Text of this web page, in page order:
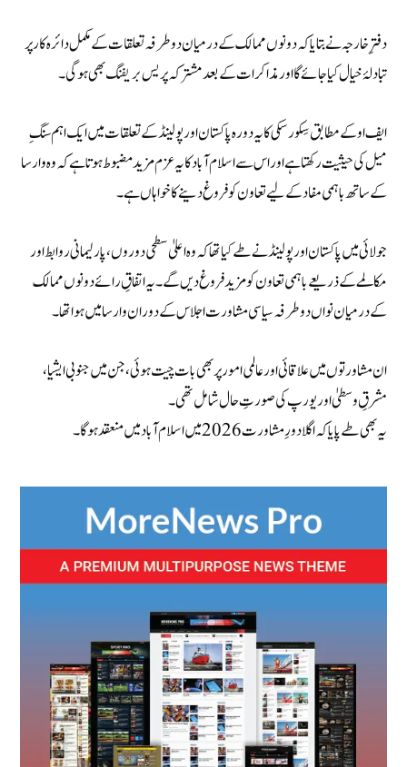
دفترِ خارجہ نے بتایا کہ دونوں ممالک کے درمیان دوطرفہ تعلقات کے مکمل دائرہ کار پر
تبادلۂ خیال کیا جائے گااور مذاکرات کے بعد مشترکہ پریس بریفنگ بھی ہوگی۔
ایف او کے مطابق سِکورسکی کا یہ دورہ پاکستان اور پولینڈ کے تعلقات میں ایک اہم سنگِ
میل کی حیثیت رکھتا ہےاور اس سے اسلام آباد کا یہ عزم مزید مضبوط ہوتا ہے کہ وہ وارسا
کے ساتھ باہمی مفاد کے لیے تعاون کو فروغ دینے کا خواہاں ہے۔
جولائی میں پاکستان اور پولینڈ نے طے کیا تھا کہ وہ اعلیٰ سطحی دوروں، پارلیمانی روابط اور
مکالمے کے ذریعے باہمی تعاون کو مزید فروغ دیں گے۔ یہ اتفاقِ رائے دونوں ممالک
کے درمیان نواں دوطرفہ سیاسی مشاورت اجلاس کے دوران وارسا میں ہوا تھا۔
ان مشاورتوں میں علاقائی اور عالمی امور پر بھی بات چیت ہوئی، جن میں جنوبی ایشیا،
مشرقِ وسطیٰ اور یورپ کی صورتِ حال شامل تھی۔
یہ بھی طے پایا کہ اگلا دورِ مشاورت 2026 میں اسلام آباد میں منعقد ہوگا۔